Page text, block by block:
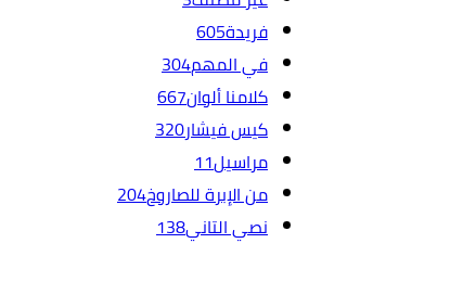
فريدة605
في المهم304
كلامنا ألوان667
كيس فيشار320
مراسيل11
من الإبرة للصاروخ204
نصي التاني138